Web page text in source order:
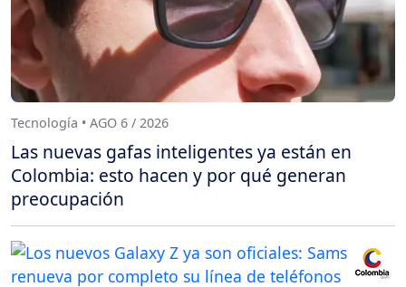
Tecnología • AGO 6 / 2026
Las nuevas gafas inteligentes ya están en
Colombia: esto hacen y por qué generan
preocupación